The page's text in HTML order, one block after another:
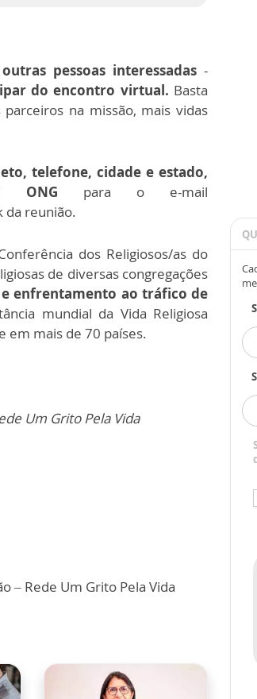
outras pessoas interessadas -
do encontro virtual. Basta
na missão, mais vidas
telefone, cidade e estado,
ONG para o e-mail
da reunião.
dos Religiosos/as do
de diversas congregações
enfrentamento ao tráfico de
mundial da Vida Religiosa
em mais de 70 países.
Um Grito Pela Vida
– Rede Um Grito Pela Vida